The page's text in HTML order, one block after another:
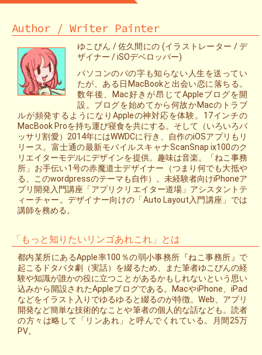
Author / Writer Painter
ゆこびん / 佐久間にの (イラストレーター / デ
ザイナー / iSOデベロッパー)
パソコンのパの字も知らない人生を送ってい
たが、ある日MacBookと出会い恋に落ちる。
数年後、Mac好きが昂じてAppleブログを開
設。ブログを始めてから何故かMacのトラブ
ルが頻発するようになりAppleの神対応を体験。17インチの
MacBook Proを持ち運び寝食を共にする。そして（いろいろバ
ッサリ割愛）2014年にはWWDCに行き、自作のiOSアプリもリ
リース。富士通の最新モバイルスキャナScanSnap ix100のク
リエイターモデルにデザインを提供。趣味は音楽。「ねこ事務
所」お手伝い1号の赤魔道士デザイナー（つまり何でも大抵や
る、このwordpressのテーマも自作）。未経験者向けiPhoneア
プリ開発入門講座「アプリクリエイター道場」アシスタントテ
ィーチャー。デザイナー向けの「Auto Layout入門講座」では
講師を務める。
「もっと知りたいリンゴあれこれ」とは
都内某所にあるApple率100％の弱小事務所『ねこ事務所』で
起こるドタバタ劇（実話）を綴るため、また筆者ゆこびんの経
験や知識が誰かの役に立つことがあるかもしれないという思い
込みから開設されたAppleブログである。MacやiPhone、iPad
などをイラスト入りでゆるゆると綴るのが特徴。Web、アプリ
開発など簡単な技術的なことや筆者の個人的な話なども。読者
の方々は略して「リンあれ」と呼んでくれている。月間25万
PV。